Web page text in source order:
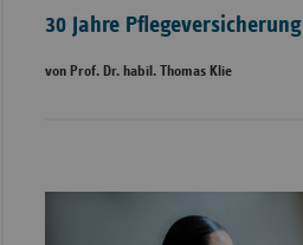
30 Jahre Pflegeversicherung
von Prof. Dr. habil. Thomas Klie